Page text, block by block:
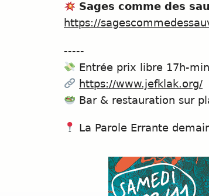
Sages comme des
https://
-----
Entrée prix libre 17h-
https://www.jefklak.org/
Bar & restauration sur
La Parole Errante